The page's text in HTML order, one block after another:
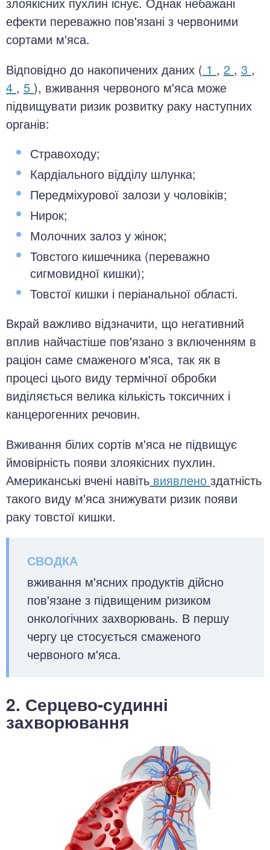
ефекти переважно пов'язані з червоними
сортами м'яса.
Відповідно до накопичених даних ( 1 , 2 , 3 ,
4 , 5 ), вживання червоного м'яса може
підвищувати ризик розвитку раку наступних
органів:
Стравоходу;
Кардіального відділу шлунка;
Передміхурової залози у чоловіків;
Нирок;
Молочних залоз у жінок;
Товстого кишечника (переважно
сигмовидної кишки);
Товстої кишки і періанальної області.
Вкрай важливо відзначити, що негативний
вплив найчастіше пов'язано з включенням в
раціон саме смаженого м'яса, так як в
процесі цього виду термічної обробки
виділяється велика кількість токсичних і
канцерогенних речовин.
Вживання білих сортів м'яса не підвищує
ймовірність появи злоякісних пухлин.
Американські вчені навіть виявлено здатність
такого виду м'яса знижувати ризик появи
раку товстої кишки.
вживання м'ясних продуктів дійсно
пов'язане з підвищеним ризиком
онкологічних захворювань. В першу
чергу це стосується смаженого
червоного м'яса.
2. Серцево-судинні
захворювання